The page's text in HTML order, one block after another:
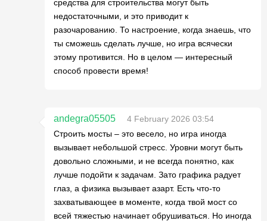
средства для строительства могут быть
недостаточными, и это приводит к
разочарованию. То настроение, когда знаешь, что
ты сможешь сделать лучше, но игра всячески
этому противится. Но в целом — интересный
способ провести время!
andegra05505
4 February 2026 03:54
Строить мосты – это весело, но игра иногда
вызывает небольшой стресс. Уровни могут быть
довольно сложными, и не всегда понятно, как
лучше подойти к задачам. Зато графика радует
глаз, а физика вызывает азарт. Есть что-то
захватывающее в моменте, когда твой мост со
всей тяжестью начинает обрушиваться. Но иногда